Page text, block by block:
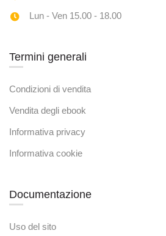
Lun - Ven 15.00 - 18.00
Termini generali
Condizioni di vendita
Vendita degli ebook
Informativa privacy
Informativa cookie
Documentazione
Uso del sito